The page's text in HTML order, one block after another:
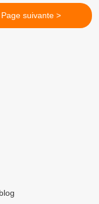
Page suivante >